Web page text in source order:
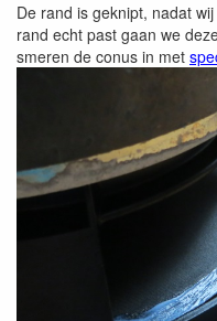
De rand is geknipt, nadat
rand echt past gaan we
smeren de conus in met